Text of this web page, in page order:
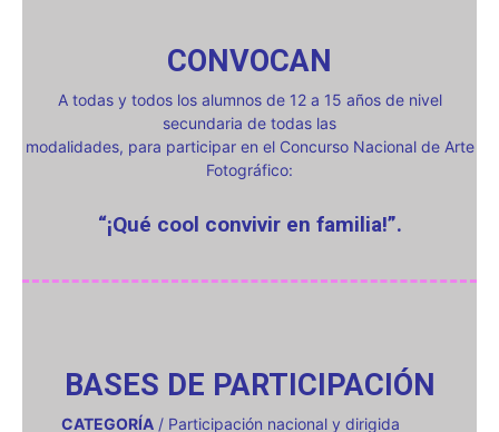
CONVOCAN
A todas y todos los alumnos de 12 a 15 años de nivel
secundaria de todas las
modalidades, para participar en el Concurso Nacional de Arte
Fotográfico:
“¡Qué cool convivir en familia!”.
BASES DE PARTICIPACIÓN
CATEGORÍA / Participación nacional y dirigida